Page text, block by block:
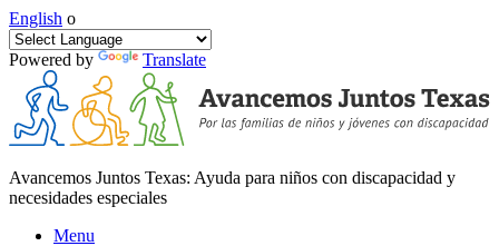
English o
Powered by Translate
Avancemos Juntos Texas: Ayuda para niños con discapacidad y
necesidades especiales
Menu